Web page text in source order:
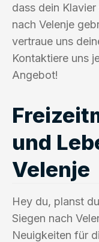
dass dein
nach Velenje
vertraue uns
Kontaktiere uns
Angebot!
und
Velenje
Hey du, planst
Siegen nach
Neuigkeiten für